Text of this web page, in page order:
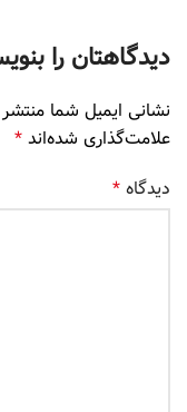
دیدگاهتان را
نشانی ایمیل شما
علامت‌گذاری شده‌اند*
دیدگاه*